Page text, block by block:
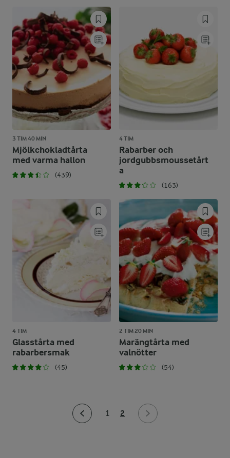
3 TIM 40 MIN
Mjölkchokladtårta
med varma hallon
(439)
4 TIM
Rabarber och
jordgubbsmoussetårt
a
(163)
4 TIM
Glasstårta med
rabarbersmak
(45)
2 TIM 20 MIN
Marängtårta med
valnötter
(54)
1 2